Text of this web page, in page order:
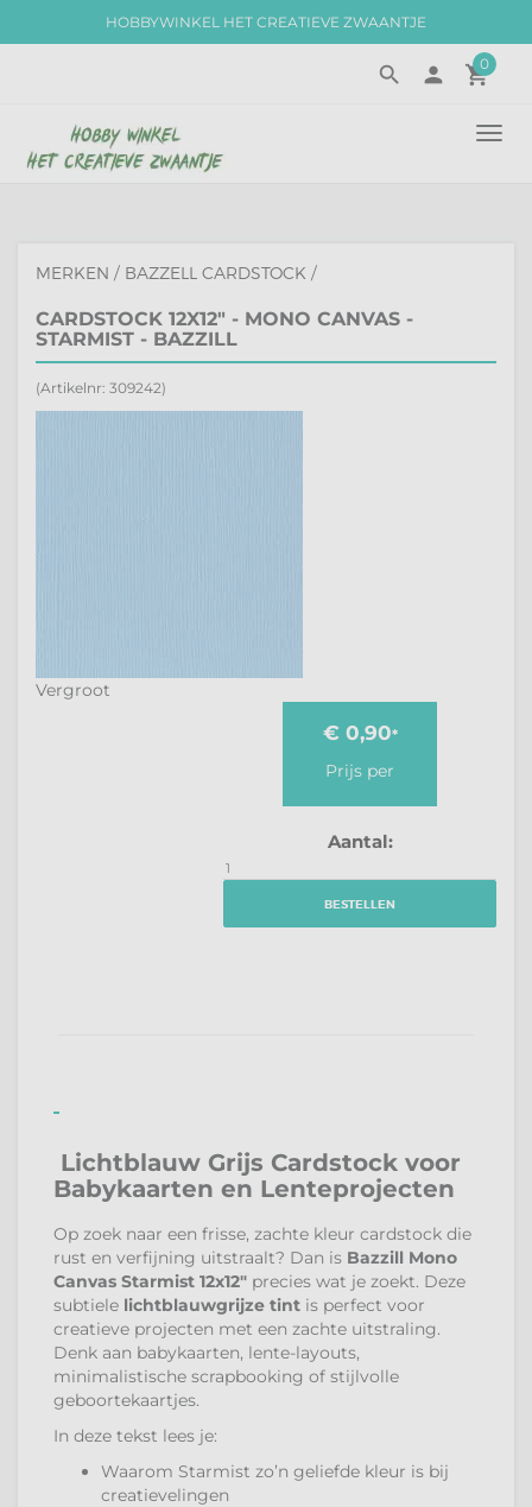
HOBBYWINKEL HET CREATIEVE ZWAANTJE
local_grocery_store
0
search person
MERKEN / BAZZELL CARDSTOCK /
CARDSTOCK 12X12" - MONO CANVAS -
STARMIST - BAZZILL
(Artikelnr: 309242)
Vergroot
€ 0,90*
Prijs per
Aantal:
BESTELLEN
Lichtblauw Grijs Cardstock voor
Babykaarten en Lenteprojecten
Op zoek naar een frisse, zachte kleur cardstock die
rust en verfijning uitstraalt? Dan is Bazzill Mono
Canvas Starmist 12x12" precies wat je zoekt. Deze
subtiele lichtblauwgrijze tint is perfect voor
creatieve projecten met een zachte uitstraling.
Denk aan babykaarten, lente-layouts,
minimalistische scrapbooking of stijlvolle
geboortekaartjes.
In deze tekst lees je:
Waarom Starmist zo’n geliefde kleur is bij
creatievelingen